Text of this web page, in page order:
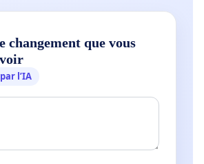
changement que vous
l’IA